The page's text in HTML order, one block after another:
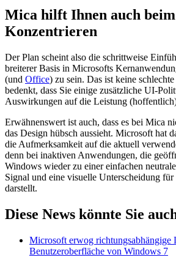
Mica hilft Ihnen auch beim
Konzentrieren
Der Plan scheint also die schrittweise
breiterer Basis in Microsofts
(und Office) zu sein. Das ist keine
bedenkt, dass Sie einige zusätzliche UI-
Auswirkungen auf die Leistung
Erwähnenswert ist auch, dass es bei Mica
das Design hübsch aussieht. Microsoft hat
die Aufmerksamkeit auf die aktuell
denn bei inaktiven Anwendungen, die
Windows wieder zu einer einfachen
Signal und eine visuelle Unterscheidung
darstellt.
Diese News könnte Sie
Microsoft erwog richtungsabhängige
Benutzeroberfläche von Windows 7